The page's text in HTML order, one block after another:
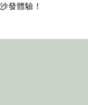
發體驗！